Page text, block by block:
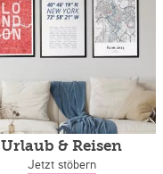
Urlaub & Reisen
Jetzt stöbern